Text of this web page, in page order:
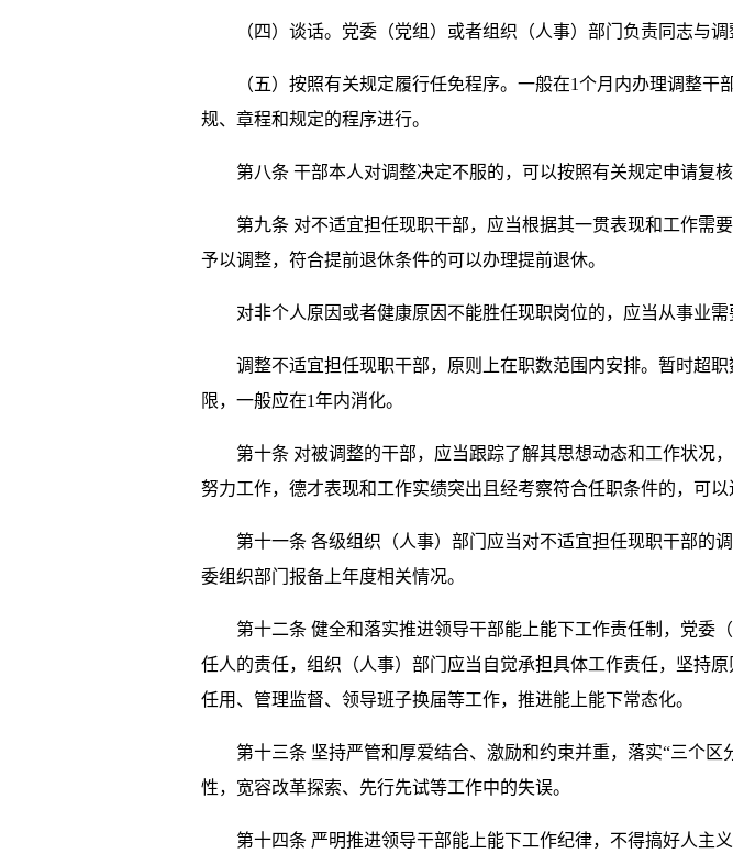
（四）谈话。党委（党组）或者组织（人事）部门负责同志与调
（五）按照有关规定履行任免程序。一般在1个月内办理调整干
规、章程和规定的程序进行。
第八条 干部本人对调整决定不服的，可以按照有关规定申请复核
第九条 对不适宜担任现职干部，应当根据其一贯表现和工作需
予以调整，符合提前退休条件的可以办理提前退休。
对非个人原因或者健康原因不能胜任现职岗位的，应当从事业需
调整不适宜担任现职干部，原则上在职数范围内安排。暂时超职
限，一般应在1年内消化。
第十条 对被调整的干部，应当跟踪了解其思想动态和工作状况
努力工作，德才表现和工作实绩突出且经考察符合任职条件的，可以
第十一条 各级组织（人事）部门应当对不适宜担任现职干部的
委组织部门报备上年度相关情况。
第十二条 健全和落实推进领导干部能上能下工作责任制，党委
任人的责任，组织（人事）部门应当自觉承担具体工作责任，坚持
任用、管理监督、领导班子换届等工作，推进能上能下常态化。
第十三条 坚持严管和厚爱结合、激励和约束并重，落实“三个区
性，宽容改革探索、先行先试等工作中的失误。
第十四条 严明推进领导干部能上能下工作纪律，不得搞好人主